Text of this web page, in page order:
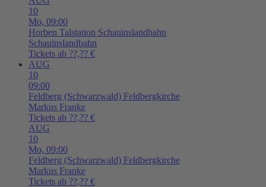
10
Mo, 09:00
Horben Talstation Schauinslandbahn
Schauinslandbahn
Tickets ab ??,?? €
AUG
10
09:00
Feldberg (Schwarzwald) Feldbergkirche
Markus Franke
Tickets ab ??,?? €
AUG
10
Mo, 09:00
Feldberg (Schwarzwald) Feldbergkirche
Markus Franke
Tickets ab ??,?? €